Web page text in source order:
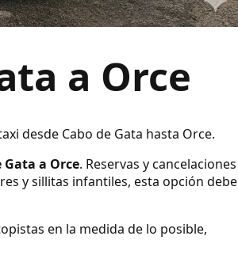
a Orce
desde Cabo de Gata hasta Orce.
Gata a Orce. Reservas y cancelaciones
y sillitas infantiles, esta opción debe
en la medida de lo posible,